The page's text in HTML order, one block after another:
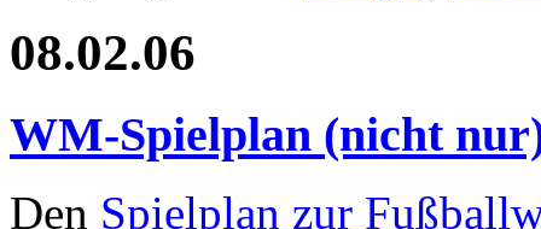
08.02.06
WM-Spielplan (nicht
Den Spielplan zur